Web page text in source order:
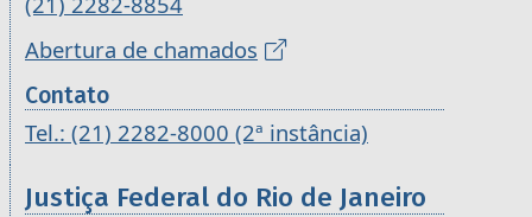
Abertura de chamados
Contato
Tel.: (21) 2282-8000 (2ª instância)
Justiça Federal do Rio de Janeiro